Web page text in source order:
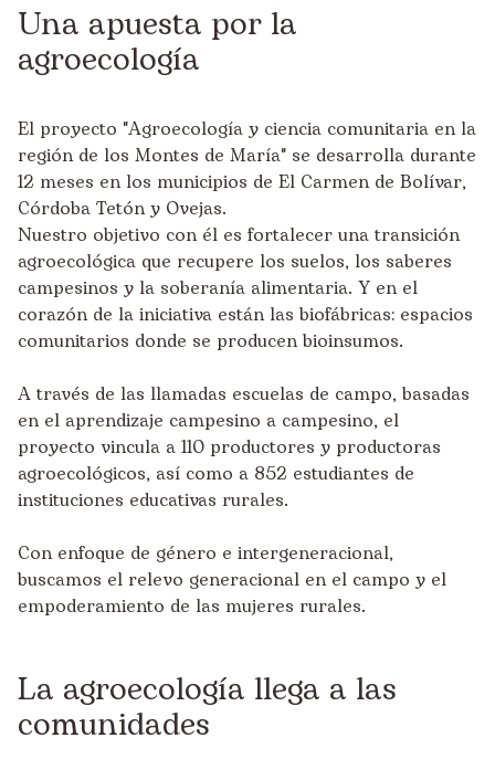
Una apuesta por la
agroecología
El proyecto "Agroecología y ciencia comunitaria en la
región de los Montes de María" se desarrolla durante
12 meses en los municipios de El Carmen de Bolívar,
Córdoba Tetón y Ovejas.
Nuestro objetivo con él es fortalecer una transición
agroecológica que recupere los suelos, los saberes
campesinos y la soberanía alimentaria. Y en el
corazón de la iniciativa están las biofábricas: espacios
comunitarios donde se producen bioinsumos.
A través de las llamadas escuelas de campo, basadas
en el aprendizaje campesino a campesino, el
proyecto vincula a 110 productores y productoras
agroecológicos, así como a 852 estudiantes de
instituciones educativas rurales.
Con enfoque de género e intergeneracional,
buscamos el relevo generacional en el campo y el
empoderamiento de las mujeres rurales.
La agroecología llega a las
comunidades